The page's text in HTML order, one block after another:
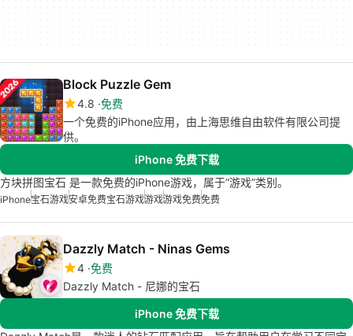
Block Puzzle Gem
4.8 免费
一个免费的iPhone应用，由上海思维自由软件有限公司提
供。
iPhone 免费下载
方块拼图宝石 是一款免费的iPhone游戏，属于“游戏”类别。
iPhone宝石游戏安卓免费宝石游戏游戏游戏免费免费
Dazzly Match - Ninas Gems
4 免费
Dazzly Match - 尼娜的宝石
iPhone 免费下载